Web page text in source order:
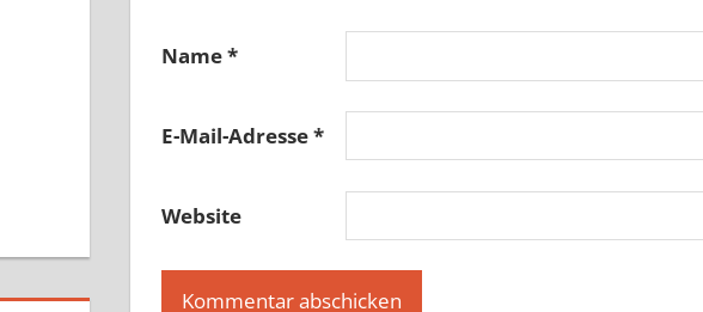
Name*
E-Mail-Adresse*
Website